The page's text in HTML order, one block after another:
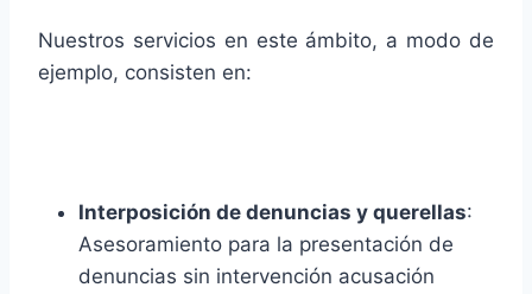
Nuestros servicios en este ámbito, a modo de
ejemplo, consisten en:
Interposición de denuncias y querellas:
Asesoramiento para la presentación de
denuncias sin intervención acusación